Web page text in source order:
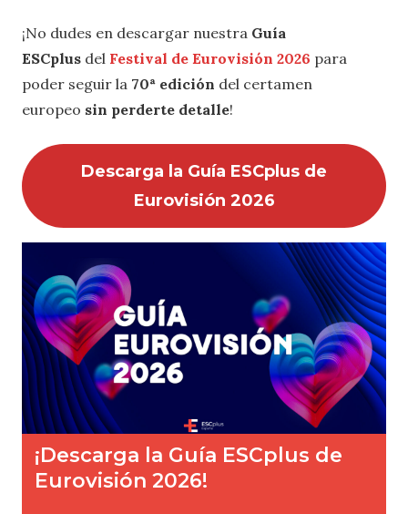
¡No dudes en descargar nuestra Guía
ESCplus del Festival de Eurovisión 2026 para
poder seguir la 70ª edición del certamen
europeo sin perderte detalle!
Descarga la Guía ESCplus de
Eurovisión 2026